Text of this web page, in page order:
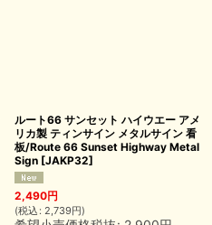
ルート66 サンセット ハイウエー アメ
リカ製 ティンサイン メタルサイン 看
板/Route 66 Sunset Highway Metal
Sign [JAKP32]
2,490円
(税込 : 2,739円)